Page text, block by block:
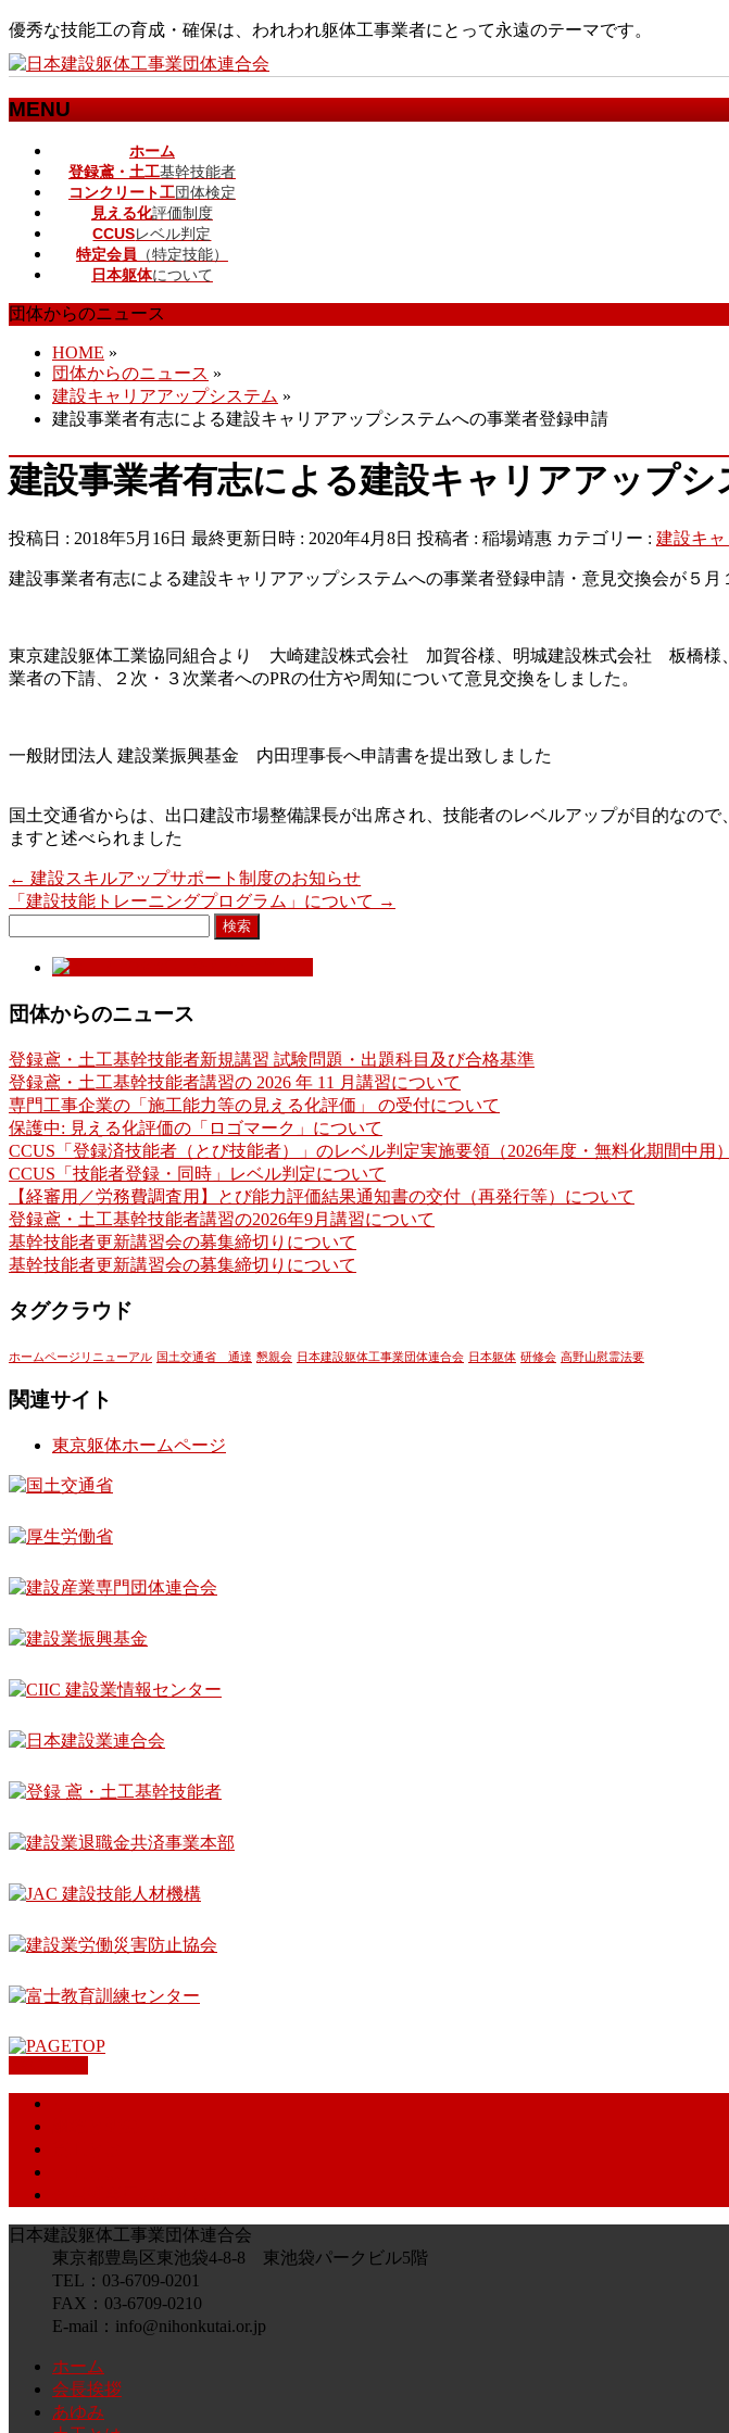
優秀な技能工の育成・確保は、われわれ躯体工事業者にとって永遠のテーマです。
MENU
す
ホーム
登録鳶・土工基幹技能者
コンクリート工団体検定
見える化評価制度
CCUSレベル判定
特定会員 （特定技能）
日本躯体について
団体からのニュース
HOME »
団体からのニュース »
建設キャリアアップシステム »
建設事業者有志による建設キャリアアップシステムへの事業者登録申請
建設事業者有志による建設キャリアアップ
投稿日 : 2018年5月16日 最終更新日時 : 2020年4月8日 投稿者 : 稲場靖惠 カテゴリー : 建設キ
建設事業者有志による建設キャリアアップシステムへの事業者登録申請・意見交換会が５
東京建設躯体工業協同組合より 大崎建設株式会社 加賀谷様、明城建設株式会社 板橋
業者の下請、２次・３次業者へのPRの仕方や周知について意見交換をしました。
一般財団法人 建設業振興基金 内田理事長へ申請書を提出致しました
国土交通省からは、出口建設市場整備課長が出席され、技能者のレベルアップが目的なの
ますと述べられました
← 建設スキルアップサポート制度のお知らせ
「建設技能トレーニングプログラム」について →
団体からのニュース
登録鳶・土工基幹技能者新規講習 試験問題・出題科目及び合格基準
登録鳶・土工基幹技能者講習の 2026 年 11 月講習について
専門工事企業の「施工能力等の見える化評価」 の受付について
保護中: 見える化評価の「ロゴマーク」について
CCUS「登録済技能者（とび技能者）」のレベル判定実施要領（2026年度・無料化期間中用）
CCUS「技能者登録・同時」レベル判定について
【経審用／労務費調査用】とび能力評価結果通知書の交付（再発行等）について
登録鳶・土工基幹技能者講習の2026年9月講習について
基幹技能者更新講習会の募集締切りについて
基幹技能者更新講習会の募集締切りについて
タグクラウド
ホームページリニューアル 国土交通省 通達 懇親会 日本建設躯体工事業団体連合会 日本躯体 研修会 高野山慰霊法要
関連サイト
東京躯体ホームページ
日本建設躯体工事業団体連合会
東京都豊島区東池袋4-8-8 東池袋パークビル5階
TEL：03-6709-0201
FAX：03-6709-0210
E-mail：info@nihonkutai.or.jp
ホーム
会長挨拶
あゆみ